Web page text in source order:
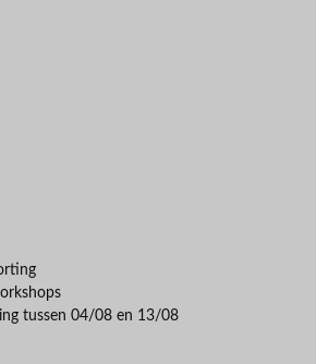
tussen 04/08 en 13/08